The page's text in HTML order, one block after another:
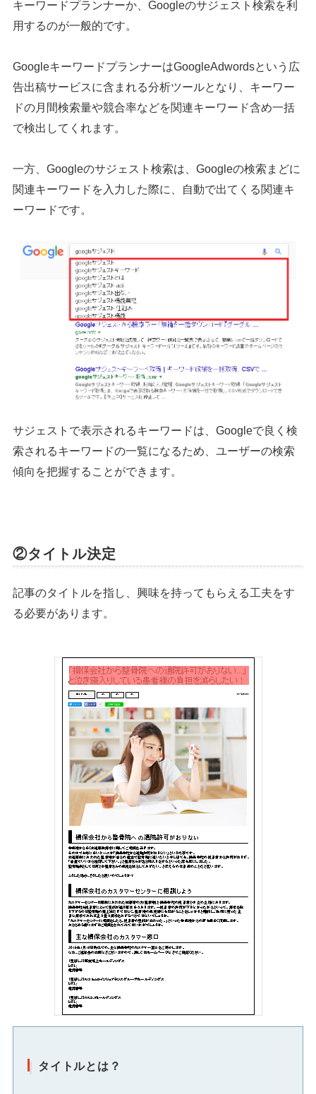
キーワードプランナーか、Googleのサジェスト検索を利
用するのが一般的です。
GoogleキーワードプランナーはGoogleAdwordsという広
告出稿サービスに含まれる分析ツールとなり、キーワー
ドの月間検索量や競合率などを関連キーワード含め一括
で検出してくれます。
一方、Googleのサジェスト検索は、Googleの検索まどに
関連キーワードを入力した際に、自動で出てくる関連キ
ーワードです。
サジェストで表示されるキーワードは、Googleで良く検
索されるキーワードの一覧になるため、ユーザーの検索
傾向を把握することができます。
②タイトル決定
記事のタイトルを指し、興味を持ってもらえる工夫をす
る必要があります。
タイトルとは？
シェア